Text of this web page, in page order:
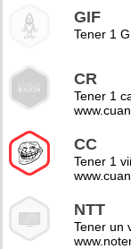
GIF
Tener 1
CR
Tener 1
CC
Tener 1
NTT
Tener un